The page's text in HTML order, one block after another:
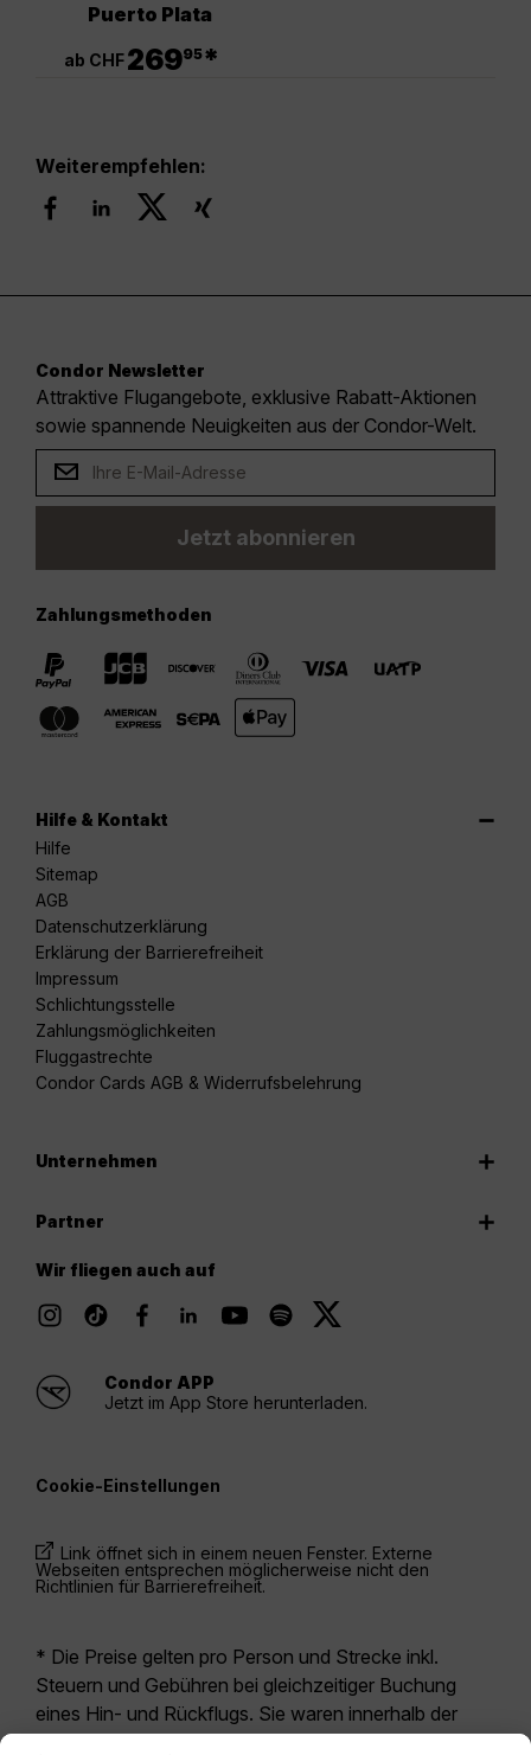
Puerto Plata
ab CHF26995*
Weiterempfehlen:
Condor Newsletter
Attraktive Flugangebote, exklusive Rabatt-Aktionen
sowie spannende Neuigkeiten aus der Condor-Welt.
Jetzt abonnieren
Zahlungsmethoden
Hilfe & Kontakt
Hilfe
Sitemap
AGB
Datenschutzerklärung
Erklärung der Barrierefreiheit
Impressum
Schlichtungsstelle
Zahlungsmöglichkeiten
Fluggastrechte
Condor Cards AGB & Widerrufsbelehrung
Unternehmen
Partner
Wir fliegen auch auf
Condor APP
Jetzt im App Store herunterladen.
Cookie-Einstellungen
Link öffnet sich in einem neuen Fenster. Externe
Webseiten entsprechen möglicherweise nicht den
Richtlinien für Barrierefreiheit.
* Die Preise gelten pro Person und Strecke inkl.
Steuern und Gebühren bei gleichzeitiger Buchung
eines Hin- und Rückflugs. Sie waren innerhalb der